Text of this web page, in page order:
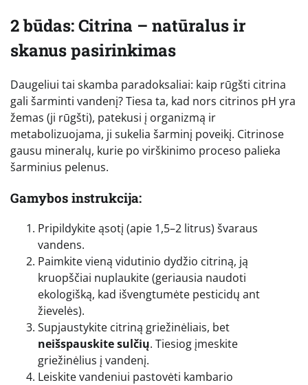
2 būdas: Citrina – natūralus ir
skanus pasirinkimas
Daugeliui tai skamba paradoksaliai: kaip rūgšti citrina
gali šarminti vandenį? Tiesa ta, kad nors citrinos pH yra
žemas (ji rūgšti), patekusi į organizmą ir
metabolizuojama, ji sukelia šarminį poveikį. Citrinose
gausu mineralų, kurie po virškinimo proceso palieka
šarminius pelenus.
Gamybos instrukcija:
Pripildykite ąsotį (apie 1,5–2 litrus) švaraus
vandens.
Paimkite vieną vidutinio dydžio citriną, ją
kruopščiai nuplaukite (geriausia naudoti
ekologišką, kad išvengtumėte pesticidų ant
žievelės).
Supjaustykite citriną griežinėliais, bet
neišspauskite sulčių. Tiesiog įmeskite
griežinėlius į vandenį.
Leiskite vandeniui pastovėti kambario